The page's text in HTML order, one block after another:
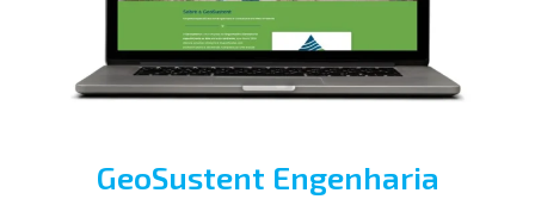
GeoSustent Engenharia​